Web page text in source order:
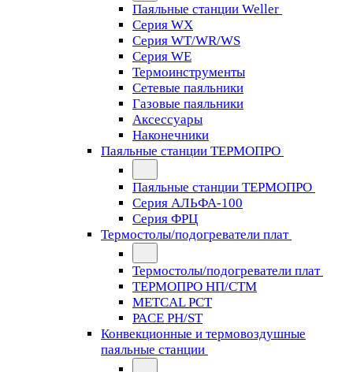
Паяльные станции Weller
Серия WX
Серия WT/WR/WS
Серия WE
Термоинструменты
Сетевые паяльники
Газовые паяльники
Аксессуары
Наконечники
Паяльные станции ТЕРМОПРО
Паяльные станции ТЕРМОПРО
Серия АЛЬФА-100
Серия ФРЦ
Термостолы/подогреватели плат
Термостолы/подогреватели плат
ТЕРМОПРО НП/СТМ
METCAL PCT
PACE PH/ST
Конвекционные и термовоздушные
паяльные станции